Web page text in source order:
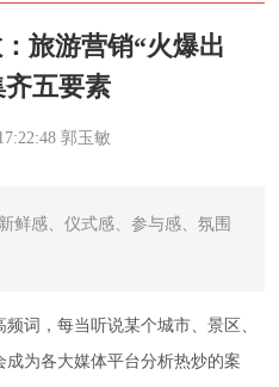
旅游营销“火爆出
齐五要素
郭玉敏
鲜感、仪式感、参与感、氛围
词，每当听说某个城市、景区、
成为各大媒体平台分析热炒的案